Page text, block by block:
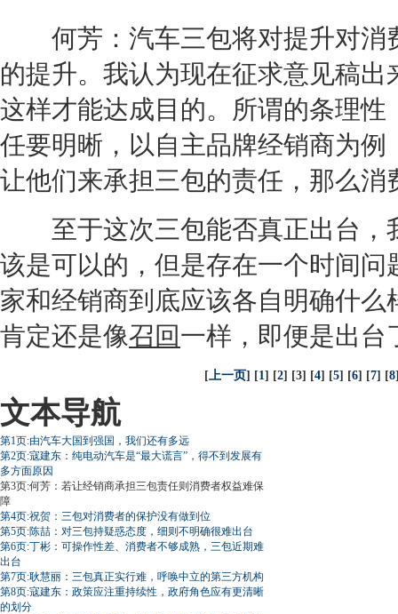
何芳：汽车三包将对提升对消
的提升。我认为现在征求意见稿
这样才能达成目的。所谓的条理性
任要明晰，以自主品牌经销商为例
让他们来承担三包的责任，那么
至于这次三包能否真正出台，
该是可以的，但是存在一个时间
家和经销商到底应该各自明确什么
肯定还是像召回一样，即便是出台
[上一页] [1] [2] [3] [4] [5] [6] [7] [8
文本导航
第1页:由汽车大国到强国，我们还有多远
第2页:寇建东：纯电动汽车是“最大谎言”，得不到发展有
多方面原因
第3页:何芳：若让经销商承担三包责任则消费者权益难保
障
第4页:祝贺：三包对消费者的保护没有做到位
第5页:陈喆：对三包持疑惑态度，细则不明确很难出台
第6页:丁彬：可操作性差、消费者不够成熟，三包近期难
出台
第7页:耿慧丽：三包真正实行难，呼唤中立的第三方机构
第8页:寇建东：政策应注重持续性，政府角色应有更清晰
的划分